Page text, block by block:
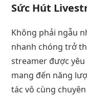
Sức Hút
Không phải ngẫu
nhanh chóng trở
streamer được
mang đến năng
tác vô cùng